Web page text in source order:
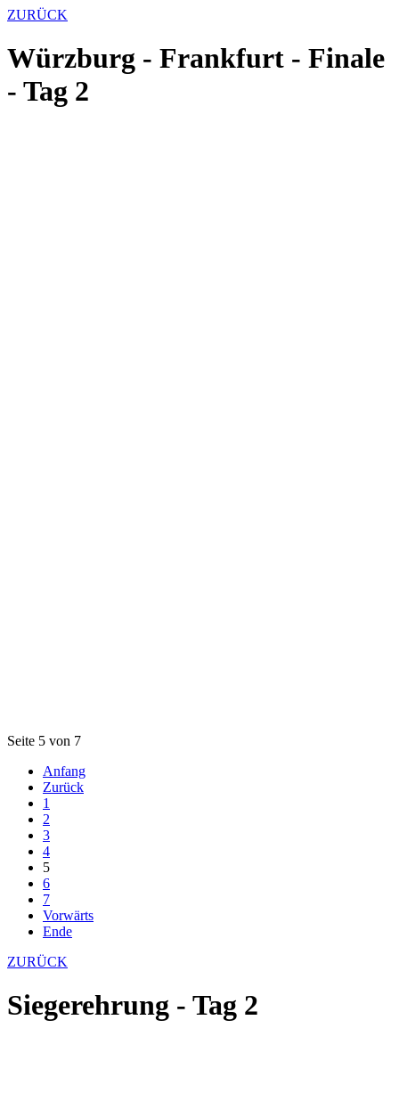
ZURÜCK
Würzburg - Frankfurt - Finale
- Tag 2
Seite 5 von 7
Anfang
Zurück
1
2
3
4
5
6
7
Vorwärts
Ende
ZURÜCK
Siegerehrung - Tag 2